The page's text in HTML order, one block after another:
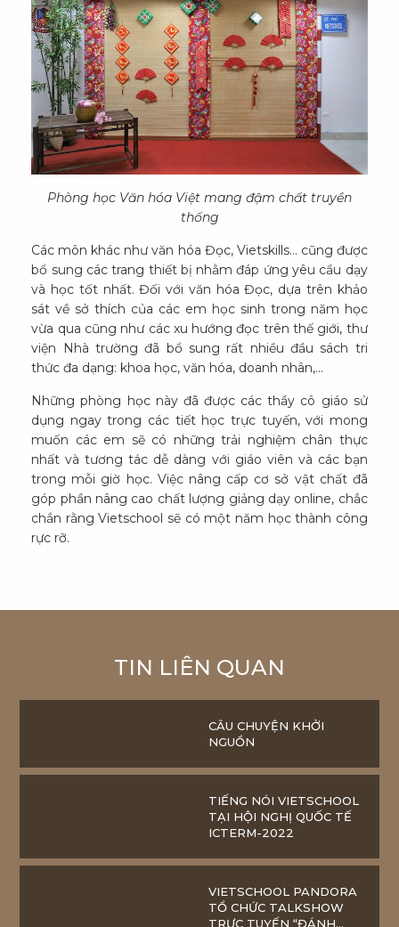
Phòng học Văn hóa Việt mang đậm chất truyền
thống
Các môn khác như văn hóa Đọc, Vietskills… cũng được
bổ sung các trang thiết bị nhằm đáp ứng yêu cầu dạy
và học tốt nhất. Đối với văn hóa Đọc, dựa trên khảo
sát về sở thích của các em học sinh trong năm học
vừa qua cũng như các xu hướng đọc trên thế giới, thư
viện Nhà trường đã bổ sung rất nhiều đầu sách tri
thức đa dạng: khoa học, văn hóa, doanh nhân,...
Những phòng học này đã được các thầy cô giáo sử
dụng ngay trong các tiết học trực tuyến, với mong
muốn các em sẽ có những trải nghiệm chân thực
nhất và tương tác dễ dàng với giáo viên và các bạn
trong mỗi giờ học. Việc nâng cấp cơ sở vật chất đã
góp phần nâng cao chất lượng giảng dạy online, chắc
chắn rằng Vietschool sẽ có một năm học thành công
rực rỡ.
TIN LIÊN QUAN
CÂU CHUYỆN KHỞI
NGUỒN
TIẾNG NÓI VIETSCHOOL
TẠI HỘI NGHỊ QUỐC TẾ
ICTERM-2022
VIETSCHOOL PANDORA
TỔ CHỨC TALKSHOW
TRỰC TUYẾN “ĐÁNH